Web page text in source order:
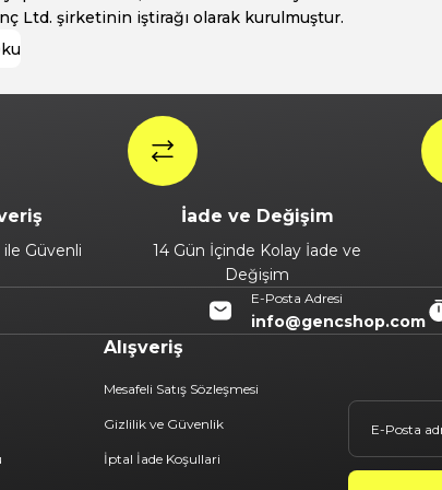
Ltd. şirketinin iştirağı olarak kurulmuştur.
ile Güvenli
İade ve Değişim
14 Gün İçinde Kolay İade ve
Değişim
E-Posta Adresi
info@gencshop.com
Alışveriş
Mesafeli Satış Sözleşmesi
Gizlilik ve Güvenlik
İptal İade Koşullari